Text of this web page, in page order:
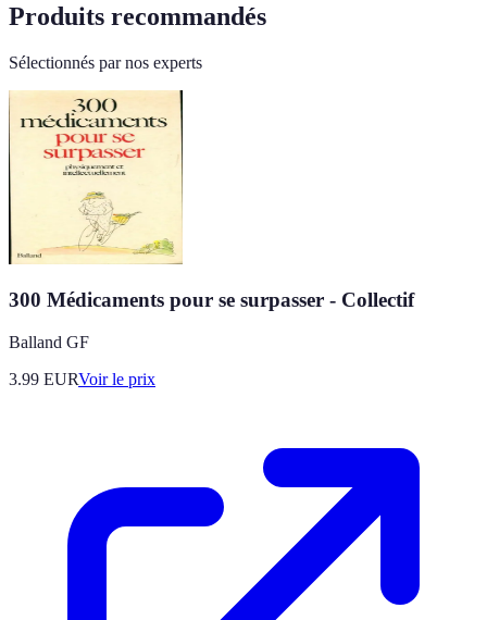
Produits recommandés
Sélectionnés par nos experts
300 Médicaments pour se surpasser - Collectif
Balland GF
3.99 EURVoir le prix